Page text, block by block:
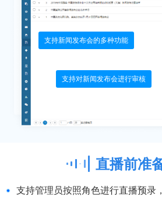
支持新闻发布会的多种功能
支持对新闻发布会进行审核
直播前准
支持管理员按照角色进行直播预录